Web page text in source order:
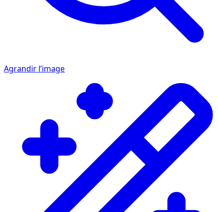
Agrandir l’image